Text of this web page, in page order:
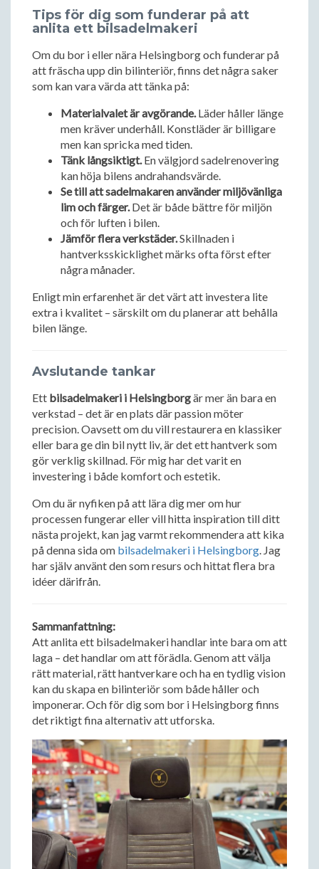
Tips för dig som funderar på att
anlita ett bilsadelmakeri
Om du bor i eller nära Helsingborg och funderar på
att fräscha upp din bilinteriör, finns det några saker
som kan vara värda att tänka på:
Materialvalet är avgörande.Läder håller länge
men kräver underhåll. Konstläder är billigare
men kan spricka med tiden.
Tänk långsiktigt.En välgjord sadelrenovering
kan höja bilens andrahandsvärde.
Se till att sadelmakaren använder miljövänliga
lim och färger.Det är både bättre för miljön
och för luften i bilen.
Jämför flera verkstäder.Skillnaden i
hantverksskicklighet märks ofta först efter
några månader.
Enligt min erfarenhet är det värt att investera lite
extra i kvalitet – särskilt om du planerar att behålla
bilen länge.
Avslutande tankar
Ett bilsadelmakeri i Helsingborgär mer än bara en
verkstad – det är en plats där passion möter
precision. Oavsett om du vill restaurera en klassiker
eller bara ge din bil nytt liv, är det ett hantverk som
gör verklig skillnad. För mig har det varit en
investering i både komfort och estetik.
Om du är nyfiken på att lära dig mer om hur
processen fungerar eller vill hitta inspiration till ditt
nästa projekt, kan jag varmt rekommendera att kika
på denna sida om bilsadelmakeri i Helsingborg. Jag
har själv använt den som resurs och hittat flera bra
idéer därifrån.
Sammanfattning:
Att anlita ett bilsadelmakeri handlar inte bara om att
laga – det handlar om att förädla. Genom att välja
rätt material, rätt hantverkare och ha en tydlig vision
kan du skapa en bilinteriör som både håller och
imponerar. Och för dig som bor i Helsingborg finns
det riktigt fina alternativ att utforska.